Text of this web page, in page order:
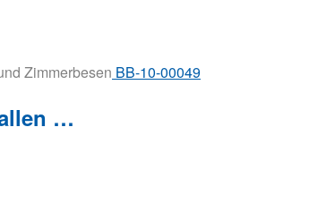
Zimmerbesen BB-10-00049
…